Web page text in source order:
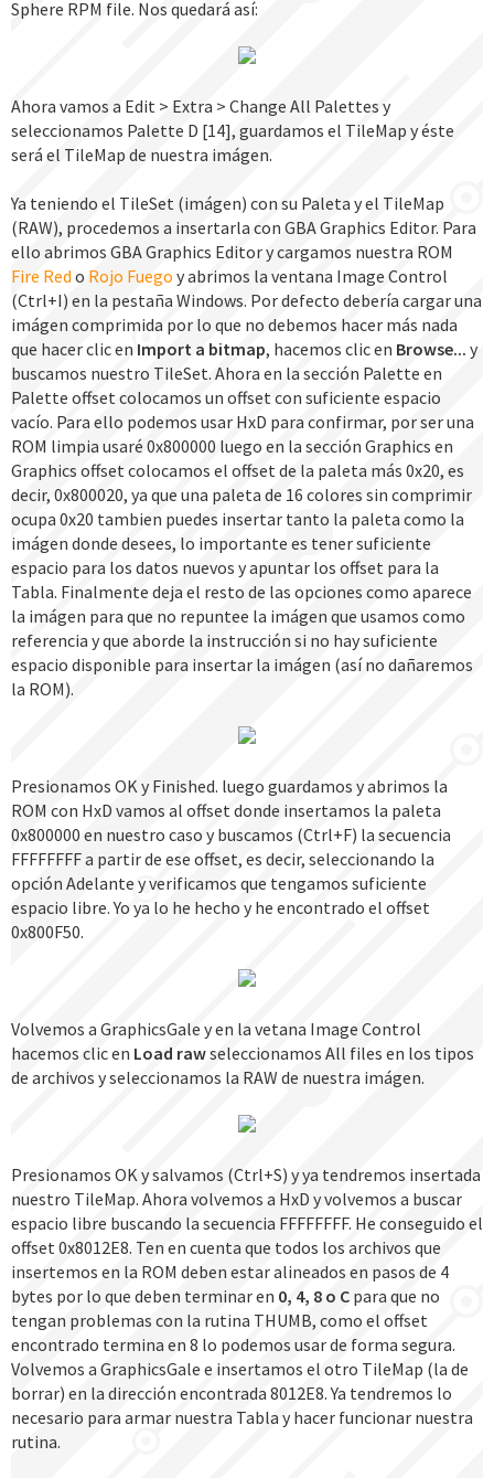
Sphere RPM file. Nos quedará así:
Ahora vamos a Edit > Extra > Change All Palettes y
seleccionamos Palette D [14], guardamos el TileMap y éste
será el TileMap de nuestra imágen.
Ya teniendo el TileSet (imágen) con su Paleta y el TileMap
(RAW), procedemos a insertarla con GBA Graphics Editor. Para
ello abrimos GBA Graphics Editor y cargamos nuestra ROM
Fire Red o Rojo Fuego y abrimos la ventana Image Control
(Ctrl+I) en la pestaña Windows. Por defecto debería cargar una
imágen comprimida por lo que no debemos hacer más nada
que hacer clic en Import a bitmap, hacemos clic en Browse... y
buscamos nuestro TileSet. Ahora en la sección Palette en
Palette offset colocamos un offset con suficiente espacio
vacío. Para ello podemos usar HxD para confirmar, por ser una
ROM limpia usaré 0x800000 luego en la sección Graphics en
Graphics offset colocamos el offset de la paleta más 0x20, es
decir, 0x800020, ya que una paleta de 16 colores sin comprimir
ocupa 0x20 tambien puedes insertar tanto la paleta como la
imágen donde desees, lo importante es tener suficiente
espacio para los datos nuevos y apuntar los offset para la
Tabla. Finalmente deja el resto de las opciones como aparece
la imágen para que no repuntee la imágen que usamos como
referencia y que aborde la instrucción si no hay suficiente
espacio disponible para insertar la imágen (así no dañaremos
la ROM).
Presionamos OK y Finished. luego guardamos y abrimos la
ROM con HxD vamos al offset donde insertamos la paleta
0x800000 en nuestro caso y buscamos (Ctrl+F) la secuencia
FFFFFFFF a partir de ese offset, es decir, seleccionando la
opción Adelante y verificamos que tengamos suficiente
espacio libre. Yo ya lo he hecho y he encontrado el offset
0x800F50.
Volvemos a GraphicsGale y en la vetana Image Control
hacemos clic en Load rawseleccionamos All files en los tipos
de archivos y seleccionamos la RAW de nuestra imágen.
Presionamos OK y salvamos (Ctrl+S) y ya tendremos insertada
nuestro TileMap. Ahora volvemos a HxD y volvemos a buscar
espacio libre buscando la secuencia FFFFFFFF. He conseguido el
offset 0x8012E8. Ten en cuenta que todos los archivos que
insertemos en la ROM deben estar alineados en pasos de 4
bytes por lo que deben terminar en 0, 4, 8 o C para que no
tengan problemas con la rutina THUMB, como el offset
encontrado termina en 8 lo podemos usar de forma segura.
Volvemos a GraphicsGale e insertamos el otro TileMap (la de
borrar) en la dirección encontrada 8012E8. Ya tendremos lo
necesario para armar nuestra Tabla y hacer funcionar nuestra
rutina.